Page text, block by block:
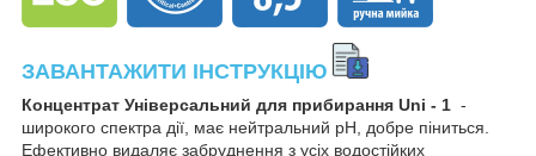
ЗАВАНТАЖИТИ ІНСТРУКЦІЮ
Концентрат Універсальний для прибирання Uni - 1 -
широкого спектра дії, має нейтральний рН, добре піниться.
Ефективно видаляє забруднення з усіх водостійких